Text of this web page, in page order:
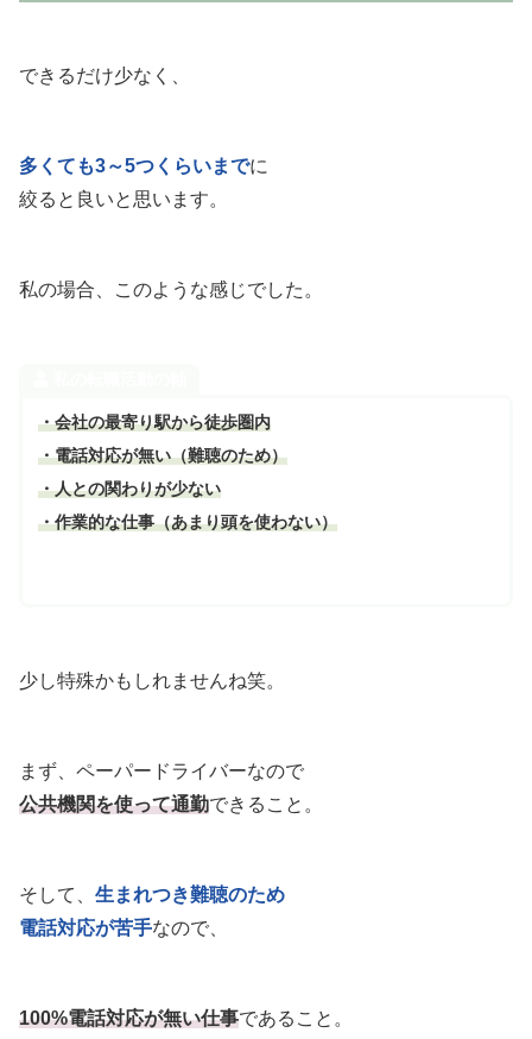
できるだけ少なく、
多くても3～5つくらいまでに
絞ると良いと思います。
私の場合、このような感じでした。
・会社の最寄り駅から徒歩圏内
・電話対応が無い（難聴のため）
・人との関わりが少ない
・作業的な仕事（あまり頭を使わない）
少し特殊かもしれませんね笑。
まず、ペーパードライバーなので
公共機関を使って通勤できること。
そして、 生まれつき難聴のため
電話対応が苦手なので、
100%電話対応が無い仕事であること。